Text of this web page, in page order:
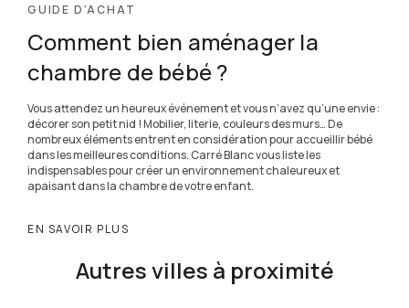
GUIDE D'ACHAT
Comment bien aménager la
chambre de bébé ?
Vous attendez un heureux événement et vous n’avez qu’une envie :
décorer son petit nid ! Mobilier, literie, couleurs des murs… De
nombreux éléments entrent en considération pour accueillir bébé
dans les meilleures conditions. Carré Blanc vous liste les
indispensables pour créer un environnement chaleureux et
apaisant dans la chambre de votre enfant.
EN SAVOIR PLUS
Autres villes à proximité